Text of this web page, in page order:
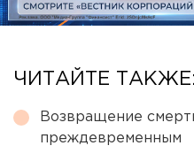
ЧИТАЙТЕ ТАКЖЕ:
Возвращение
преждевременным